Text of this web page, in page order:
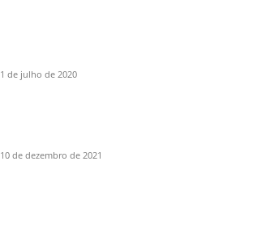
1 de julho de 2020
10 de dezembro de 2021